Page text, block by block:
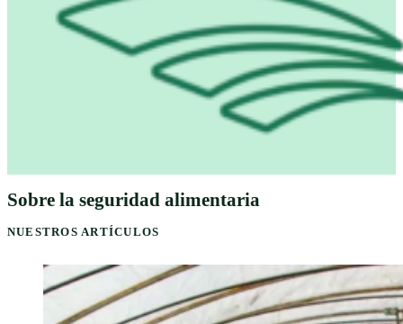
Sobre la seguridad alimentaria
NUESTROS ARTÍCULOS